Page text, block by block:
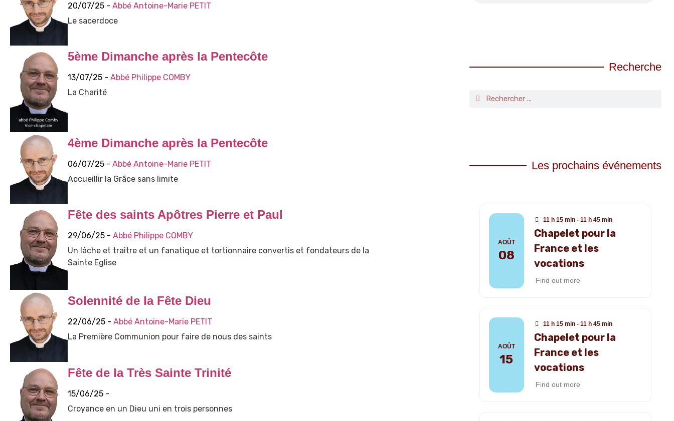
20/07/25 - Abbé Antoine-Marie PETIT
Le sacerdoce
5ème Dimanche après la Pentecôte
13/07/25 - Abbé Philippe COMBY
La Charité
4ème Dimanche après la Pentecôte
06/07/25 - Abbé Antoine-Marie PETIT
Accueillir la Grâce sans limite
Fête des saints Apôtres Pierre et Paul
29/06/25 - Abbé Philippe COMBY
Un lâche et traître et un fanatique et tortionnaire convertis et fondateurs de la
Sainte Eglise
Solennité de la Fête Dieu
22/06/25 - Abbé Antoine-Marie PETIT
La Première Communion pour faire de nous des saints
Fête de la Très Sainte Trinité
15/06/25 -
Croyance en un Dieu uni en trois personnes
Recherche
Les prochains événements
AOÛT
08
11 h 15 min - 11 h 45 min
Chapelet pour la
France et les
vocations
Find out more
AOÛT
15
11 h 15 min - 11 h 45 min
Chapelet pour la
France et les
vocations
Find out more